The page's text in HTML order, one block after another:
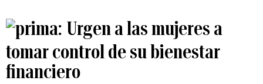
Urgen a las mujeres a
tomar control de su bienestar
financiero